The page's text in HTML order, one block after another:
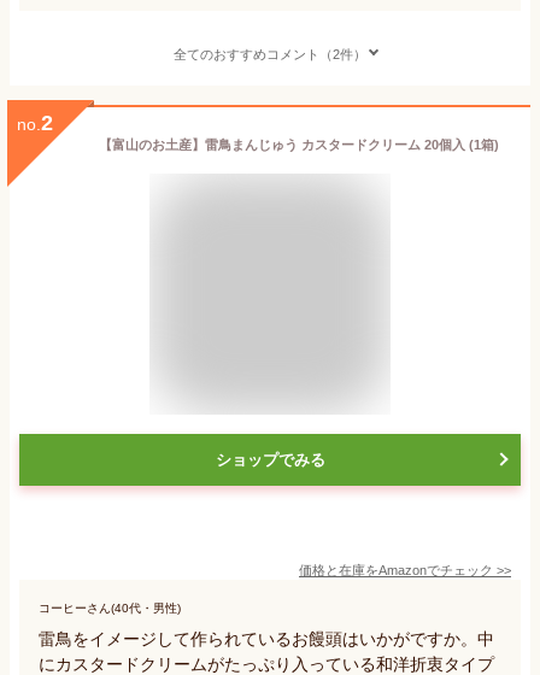
全てのおすすめコメント（2件）
no. 2
【富山のお土産】雷鳥まんじゅう カスタードクリーム 20個入 (1箱)
ショップでみる
価格と在庫をAmazonでチェック >>
コーヒーさん(40代・男性)
雷鳥をイメージして作られているお饅頭はいかがですか。中
にカスタードクリームがたっぷり入っている和洋折衷タイプ